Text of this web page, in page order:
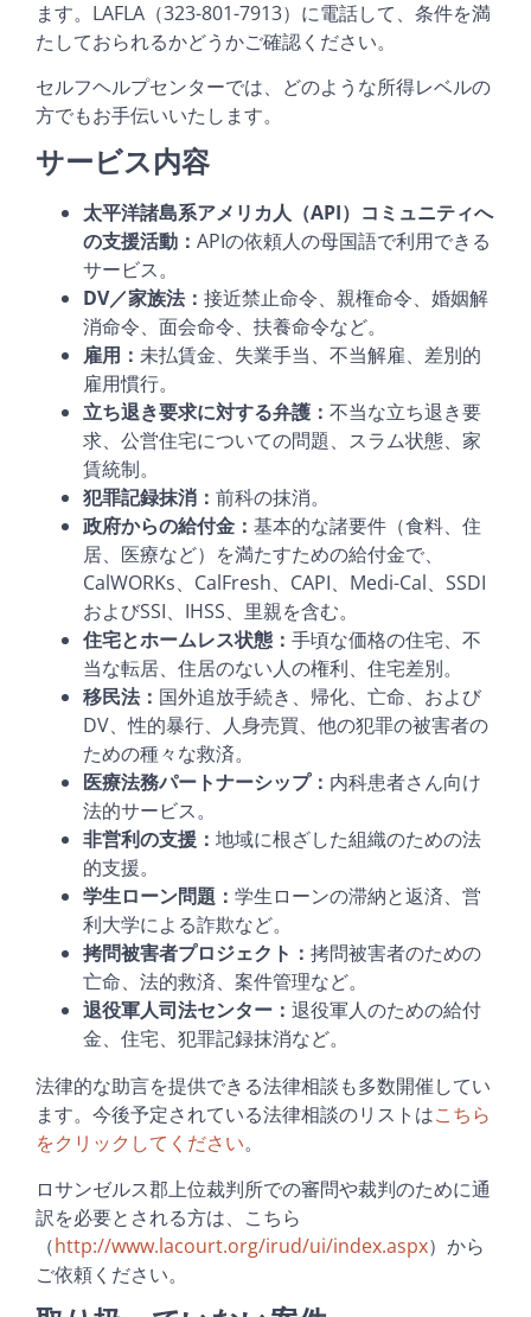
ます。LAFLA（323-801-7913）に電話して、条件を満
たしておられるかどうかご確認ください。
セルフヘルプセンターでは、どのような所得レベルの
方でもお手伝いいたします。
サービス内容
太平洋諸島系アメリカ人（API）コミュニティへ
の支援活動： APIの依頼人の母国語で利用できる
サービス。
DV／家族法： 接近禁止命令、親権命令、婚姻解
消命令、面会命令、扶養命令など。
雇用： 未払賃金、失業手当、不当解雇、差別的
雇用慣行。
立ち退き要求に対する弁護： 不当な立ち退き要
求、公営住宅についての問題、スラム状態、家
賃統制。
犯罪記録抹消： 前科の抹消。
政府からの給付金： 基本的な諸要件（食料、住
居、医療など）を満たすための給付金で、
CalWORKs、CalFresh、CAPI、Medi-Cal、SSDI
およびSSI、IHSS、里親を含む。
住宅とホームレス状態： 手頃な価格の住宅、不
当な転居、住居のない人の権利、住宅差別。
移民法： 国外追放手続き、帰化、亡命、および
DV、性的暴行、人身売買、他の犯罪の被害者の
ための種々な救済。
医療法務パートナーシップ： 内科患者さん向け
法的サービス。
非営利の支援： 地域に根ざした組織のための法
的支援。
学生ローン問題： 学生ローンの滞納と返済、営
利大学による詐欺など。
拷問被害者プロジェクト： 拷問被害者のための
亡命、法的救済、案件管理など。
退役軍人司法センター： 退役軍人のための給付
金、住宅、犯罪記録抹消など。
法律的な助言を提供できる法律相談も多数開催してい
ます。今後予定されている法律相談のリストはこちら
をクリックしてください。
ロサンゼルス郡上位裁判所での審問や裁判のために通
訳を必要とされる方は、こちら
（http://www.lacourt.org/irud/ui/index.aspx）から
ご依頼ください。